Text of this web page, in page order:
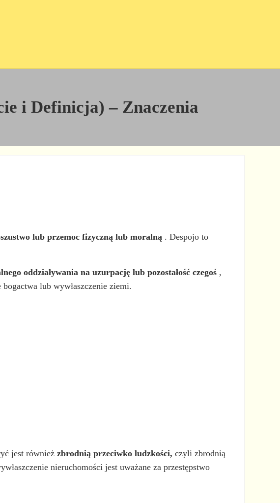
i Definicja) – Znaczenia
lub przemoc fizyczną lub moralną . Despojo to
oddziaływania na uzurpację lub pozostałość czegoś ,
lub wywłaszczenie ziemi.
jest równieżzbrodnią przeciwko ludzkości, czyli zbrodnią
nieruchomości jest uważane za przestępstwo